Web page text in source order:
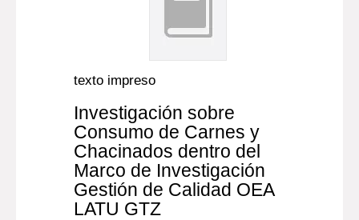
texto impreso
Investigación sobre
Consumo de Carnes y
Chacinados dentro del
Marco de Investigación
Gestión de Calidad OEA
LATU GTZ